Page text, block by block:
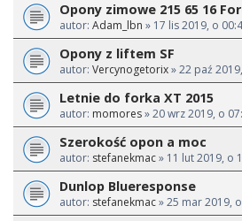
Opony zimowe 215 65 16
autor: Adam_lbn » 17 lis 2019, o
Opony z liftem SF
autor: Vercynogetorix» 22 paź
Letnie do forka XT 2015
autor: momores» 20 wrz 2019, o
Szerokość opon a moc
autor: stefanekmac» 11 lut 2019, o
Dunlop Blueresponse
autor: stefanekmac» 25 mar 2019,